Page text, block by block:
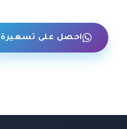
احصل على تسعيرة